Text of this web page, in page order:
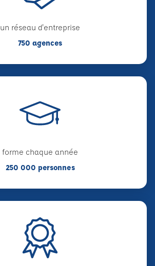
un réseau d'entreprise
750 agences
forme chaque année
250 000 personnes